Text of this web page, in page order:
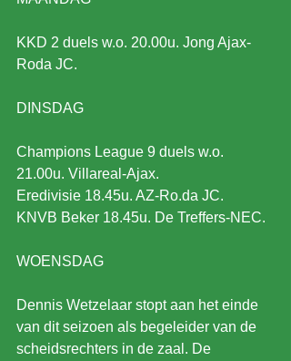
KKD 2 duels w.o. 20.00u. Jong Ajax-
Roda JC.
DINSDAG
Champions League 9 duels w.o.
21.00u. Villareal-Ajax.
Eredivisie 18.45u. AZ-Ro.da JC.
KNVB Beker 18.45u. De Treffers-NEC.
WOENSDAG
Dennis Wetzelaar stopt aan het einde
van dit seizoen als begeleider van de
scheidsrechters in de zaal. De